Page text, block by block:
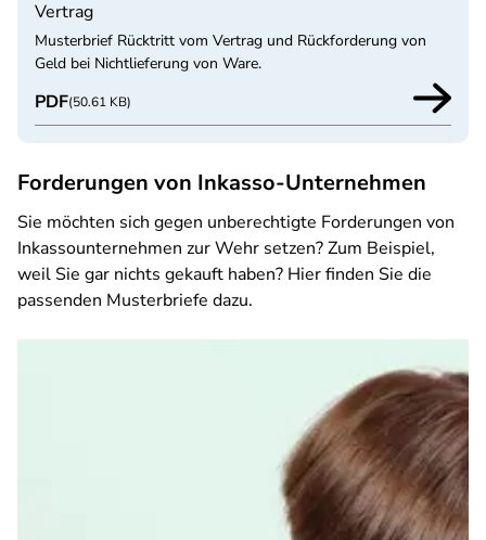
Vertrag
Musterbrief Rücktritt vom Vertrag und Rückforderung von
Geld bei Nichtlieferung von Ware.
PDF(50.61 KB)
Forderungen von Inkasso-Unternehmen
Sie möchten sich gegen unberechtigte Forderungen von
Inkassounternehmen zur Wehr setzen? Zum Beispiel,
weil Sie gar nichts gekauft haben? Hier finden Sie die
passenden Musterbriefe dazu.